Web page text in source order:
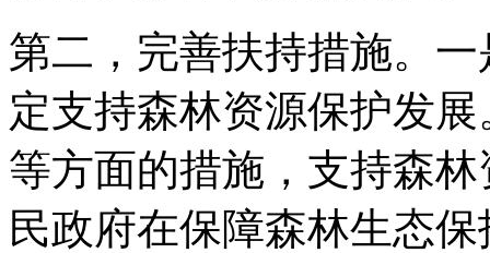
第二，完善扶持措施。
定支持森林资源保护发
等方面的措施，支持森
民政府在保障森林生态